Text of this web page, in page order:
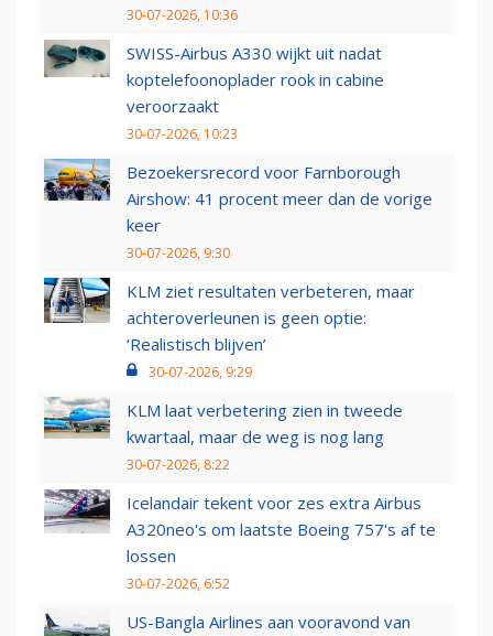
30-07-2026, 10:36
SWISS-Airbus A330 wijkt uit nadat
koptelefoonoplader rook in cabine
veroorzaakt
30-07-2026, 10:23
Bezoekersrecord voor Farnborough
Airshow: 41 procent meer dan de vorige
keer
30-07-2026, 9:30
KLM ziet resultaten verbeteren, maar
achteroverleunen is geen optie:
‘Realistisch blijven’
30-07-2026, 9:29
KLM laat verbetering zien in tweede
kwartaal, maar de weg is nog lang
30-07-2026, 8:22
Icelandair tekent voor zes extra Airbus
A320neo's om laatste Boeing 757's af te
lossen
30-07-2026, 6:52
US-Bangla Airlines aan vooravond van